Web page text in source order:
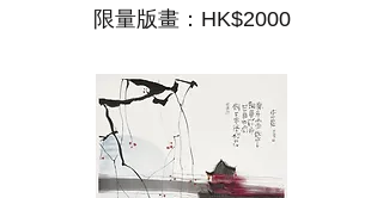
限量版畫：HK$2000